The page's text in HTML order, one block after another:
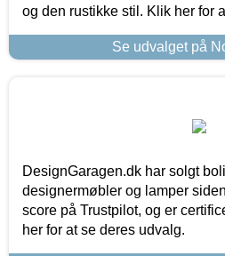
og den rustikke stil. Klik her for
Se udvalget på
DesignGaragen.dk har solgt
designermøbler og lamper
score på Trustpilot, og er
her for at se deres udvalg.